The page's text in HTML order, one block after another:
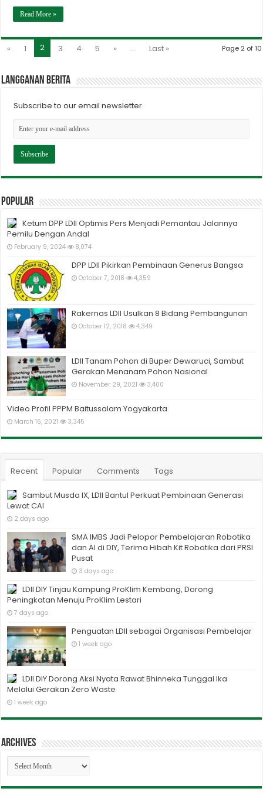
Read More »
Page 2 of 10
« 1 2 3 4 5 » ... Last »
Langganan berita
Subscribe to our email newsletter.
Popular
Ketum DPP LDII Optimis Pers Menjadi Pemantau Jalannya
Pemilu Dengan Andal
February 9, 2024 8,074
DPP LDII Pikirkan Pembinaan Generus Bangsa
October 7, 2018 4,359
Rakernas LDII Usulkan 8 Bidang Pembangunan
October 12, 2018 4,349
LDII Tanam Pohon di Buper Dewaruci, Sambut
Gerakan Menanam Pohon Nasional
November 29, 2021 3,400
Video Profil PPPM Baitussalam Yogyakarta
March 16, 2021 3,345
Recent Popular Comments Tags
Sambut Musda IX, LDII Bantul Perkuat Pembinaan Generasi
Lewat CAI
2 days ago
SMA IMBS Jadi Pelopor Pembelajaran Robotika
dan AI di DIY, Terima Hibah Kit Robotika dari PRSI
Pusat
3 days ago
LDII DIY Tinjau Kampung ProKlim Kembang, Dorong
Peningkatan Menuju ProKlim Lestari
7 days ago
Penguatan LDII sebagai Organisasi Pembelajar
1 week ago
LDII DIY Dorong Aksi Nyata Rawat Bhinneka Tunggal Ika
Melalui Gerakan Zero Waste
1 week ago
Archives
Archives